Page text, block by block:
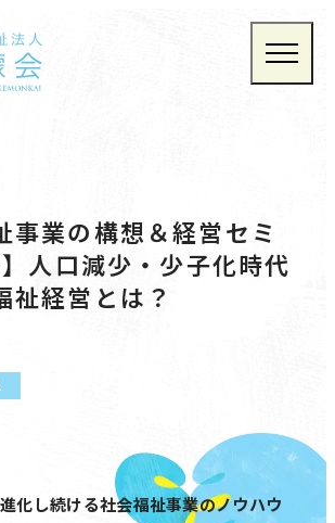
檬会
事業の構想＆経営セミ
人口減少・少子化時代
祉経営とは？
化し続ける社会福祉事業のノウハウ
TOP